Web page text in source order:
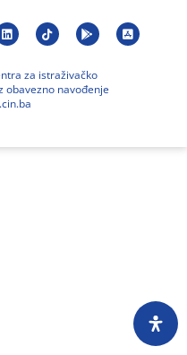
za istraživačko
obavezno navođenje